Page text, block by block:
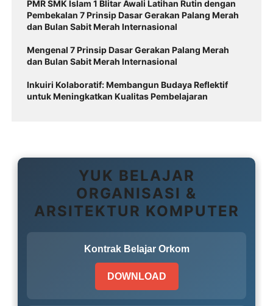
PMR SMK Islam 1 Blitar Awali Latihan Rutin dengan
Pembekalan 7 Prinsip Dasar Gerakan Palang Merah
dan Bulan Sabit Merah Internasional
Mengenal 7 Prinsip Dasar Gerakan Palang Merah
dan Bulan Sabit Merah Internasional
Inkuiri Kolaboratif: Membangun Budaya Reflektif
untuk Meningkatkan Kualitas Pembelajaran
YUK BELAJAR
ORGANISASI &
ARSITEKTUR KOMPUTER
Kontrak Belajar Orkom
DOWNLOAD